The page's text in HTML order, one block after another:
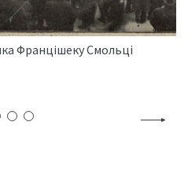
Францішеку Смольці